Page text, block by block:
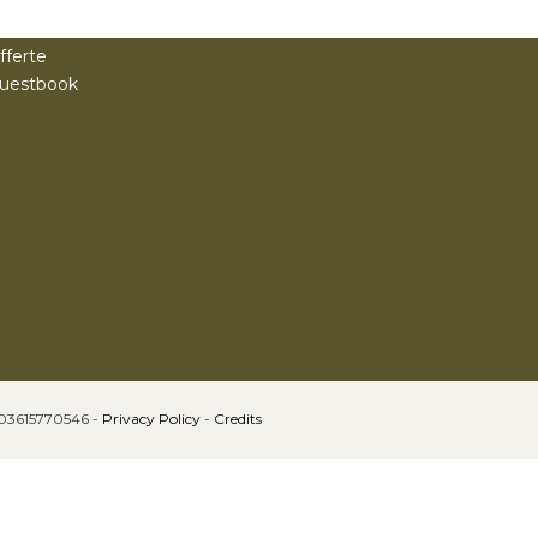
- Privacy Policy- Credits